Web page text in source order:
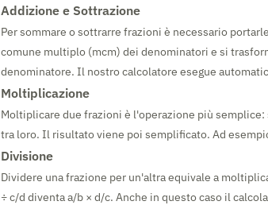
Addizione e Sottrazione
Per sommare o sottrarre frazioni è necessario
comune multiplo (mcm) dei denominatori e si
denominatore. Il nostro calcolatore esegue
Moltiplicazione
Moltiplicare due frazioni è l'operazione più
tra loro. Il risultato viene poi semplificato. Ad
Divisione
Dividere una frazione per un'altra equivale a
÷ c/d diventa a/b × d/c. Anche in questo caso il